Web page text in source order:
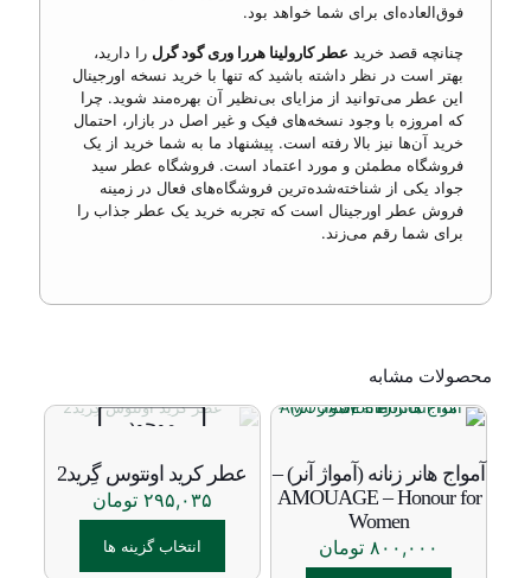
فوق‌العاده‌ای برای شما خواهد بود.
چنانچه قصد خرید عطر کارولینا هررا وری گود گرل را دارید،
بهتر است در نظر داشته باشید که تنها با خرید نسخه اورجینال
این عطر می‌توانید از مزایای بی‌نظیر آن بهره‌مند شوید. چرا
که امروزه با وجود نسخه‎‌های فیک و غیر اصل در بازار، احتمال
خرید آن‌ها نیز بالا رفته است. پیشنهاد ما به شما خرید از یک
فروشگاه مطمئن و مورد اعتماد است. فروشگاه عطر سید
جواد یکی از شناخته‌شده‌ترین فروشگاه‌های فعال در زمینه
فروش عطر اورجینال است که تجربه خرید یک عطر جذاب را
برای شما رقم می‌زند.
محصولات مشابه
آمواج هانر زنانه (آمواژ آنر) –
AMOUAGE – Honour for
Women
۸۰۰,۰۰۰ تومان
موجود
عطر کرید اونتوس گِرید2
۲۹۵,۰۳۵ تومان
انتخاب گزینه ها